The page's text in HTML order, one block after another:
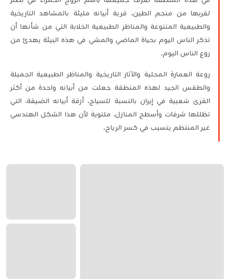
لقربها من منجم الطين. قرية أبيانه مليئة بالمشاهد التاريخية
والطبيعية المتنوعة والمناظر الطبيعية الخلابة التي من شأنها أن
تذكر الناس اليوم بحياة الماضي والمشي في هذه البيئة يهدئ من
روع الناس اليوم.
روعة العمارة المحلية والآثار التاريخية والمناظر الطبيعية الجميلة
والطقس الجيد لهذه المنطقة جعلت من أبيانه واحدة من أكثر
القرى شعبية في إيران بالنسبة للسياح. أزقة أبيانه الضيقة، التي
تظللها شرفات وأسطح المنازل، ملتوية لأن هذا الشكل الهندسي
غير المنتظم يتسبب في كسر الرياح.